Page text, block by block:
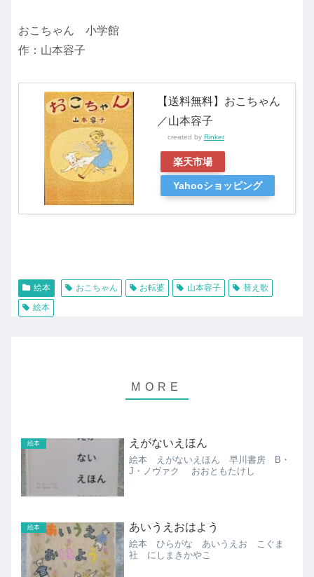
おこちゃん 小学館
作：山本容子
【送料無料】おこちゃん
／山本容子
created by Rinker
楽天市場
Yahooショッピング
絵本 おこちゃん お転婆 山本容子
替え歌
絵本
絵本 えがないえほん
絵本 えがないえほん 早川書房 B・
J・ノヴァク おおともたけし
絵本 あいうえおはよう
絵本 ひらがな あいうえお こぐま
社 にしまきかやこ